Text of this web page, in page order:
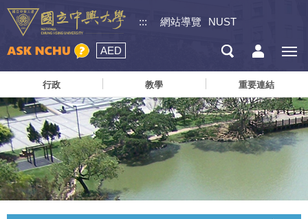
::: 網站導覽 NUST
AED
行政 教學 重要連結